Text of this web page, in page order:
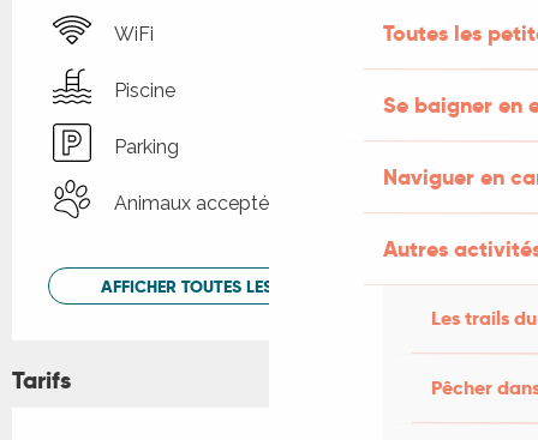
Toutes les
Se baigner en
Naviguer en
Autres
Les trails
Pêcher
WiFi
Piscine
Parking
Animaux acceptés
AFFICHER TOUTES LES PRESTATIONS
Tarifs